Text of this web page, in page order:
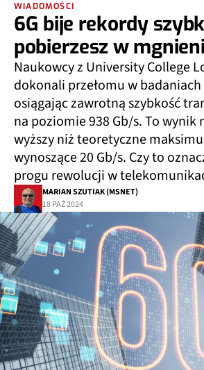
WIADOMOŚCI
6G bije rekordy
pobierzesz w
Naukowcy z University College
dokonali przełomu w badaniach
osiągając zawrotną szybkość
na poziomie 938 Gb/s. To wynik
wyższy niż teoretyczne
wynoszące 20 Gb/s. Czy to
progu rewolucji w
MARIAN SZUTIAK (MSNET)
18 PAŹ 2024